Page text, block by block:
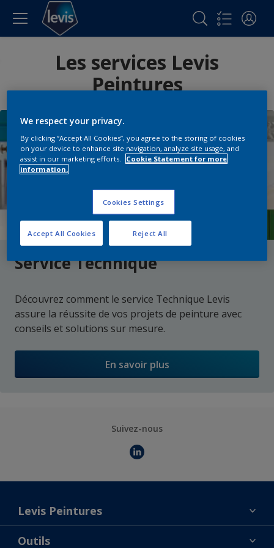
Les services Levis
Peintures
Service Technique
Découvrez comment le service Technique Levis
assure la réussite de vos projets de peinture avec
conseils et solutions sur mesure.
En savoir plus
Suivez-nous
Levis Peintures
La marque
Outils
We respect your privacy.
By clicking “Accept All Cookies”, you agree to the storing of cookies
on your device to enhance site navigation, analyze site usage, and
assist in our marketing efforts. Cookie Statement for more
information.
Cookies Settings
Reject All
Accept All Cookies